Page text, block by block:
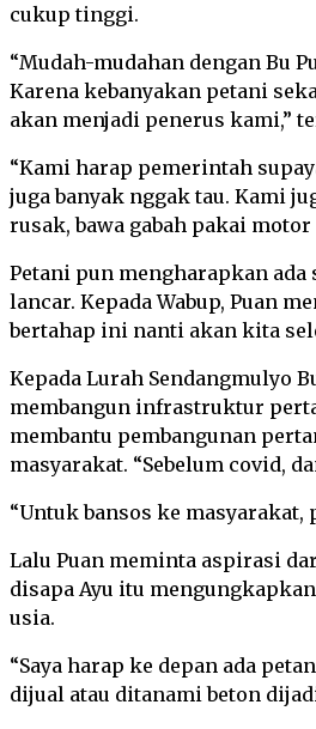
cukup tinggi.
“Mudah-mudahan dengan Bu
Karena kebanyakan petani
akan menjadi penerus kami,”
“Kami harap pemerintah
juga banyak nggak tau. Kami
rusak, bawa gabah pakai
Petani pun mengharapkan
lancar. Kepada Wabup, Puan
bertahap ini nanti akan kita
Kepada Lurah Sendangmulyo
membangun infrastruktur
membantu pembangunan
masyarakat. “Sebelum covid,
“Untuk bansos ke
Lalu Puan meminta aspirasi
disapa Ayu itu
usia.
“Saya harap ke depan ada
dijual atau ditanami beton